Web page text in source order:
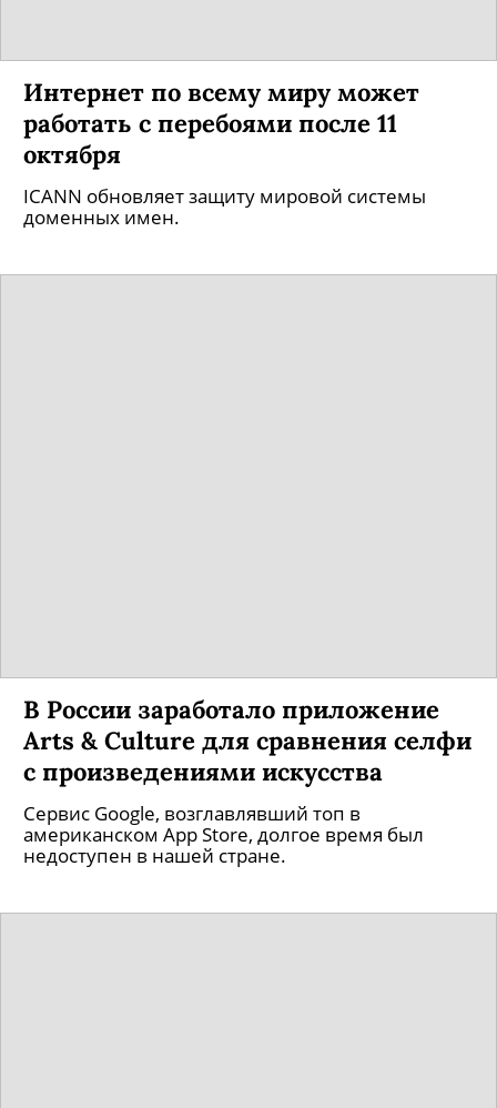
Интернет по всему миру может
работать с перебоями после 11
октября
ICANN обновляет защиту мировой системы
доменных имен.
В России заработало приложение
Arts & Culture для сравнения селфи
с произведениями искусства
Сервис Google, возглавлявший топ в
американском App Store, долгое время был
недоступен в нашей стране.